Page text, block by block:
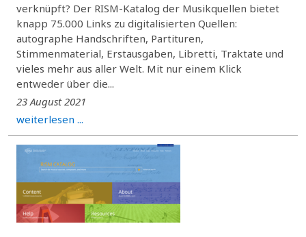
verknüpft? Der RISM-Katalog der Musikquellen bietet
knapp 75.000 Links zu digitalisierten Quellen:
autographe Handschriften, Partituren,
Stimmenmaterial, Erstausgaben, Libretti, Traktate und
vieles mehr aus aller Welt. Mit nur einem Klick
entweder über die...
23 August 2021
weiterlesen ...